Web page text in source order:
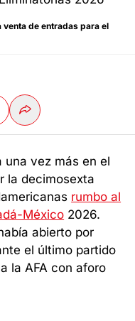
de entradas para el
una vez más en el
la decimosexta
rumbo al
México 2026.
abierto por
el último partido
la AFA con aforo